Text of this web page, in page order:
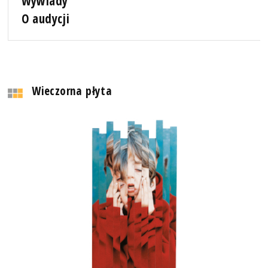
O audycji
Wieczorna płyta